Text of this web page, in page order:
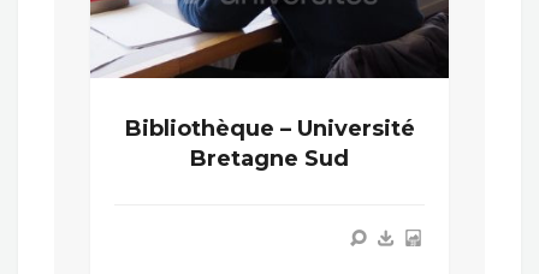
Bibliothèque – Université
Bretagne Sud